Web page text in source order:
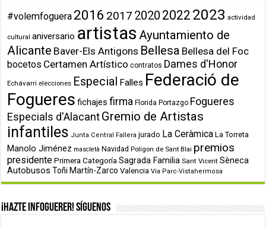
#volemfoguera 2016 2017 2020 2022 2023 actividad
cultural aniversario artistas Ayuntamiento de
Alicante Baver-Els Antigons Bellesa Bellesa del Foc
bocetos Certamen Artístico contratos Dames d'Honor
Echávarri elecciones Especial Falles Federació de
Fogueres fichajes firma Florida Portazgo Fogueres
Especials d'AlacantGremio de Artistas
infantiles Junta Central Fallera jurado La Ceràmica La Torreta
Manolo Jiménez mascletà Navidad Polígon de Sant Blai premios
presidente Primera Categoría Sagrada Familia Sant Vicent Sèneca
Autobusos Toñi Martín-Zarco Valencia Via Parc-Vistahermosa
¡Hazte infoguerer! Síguenos